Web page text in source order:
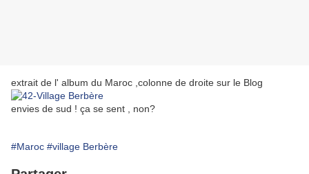
extrait de l' album du Maroc ,colonne de droite sur le Blog
envies de sud ! ça se sent , non?
#Maroc #village Berbère